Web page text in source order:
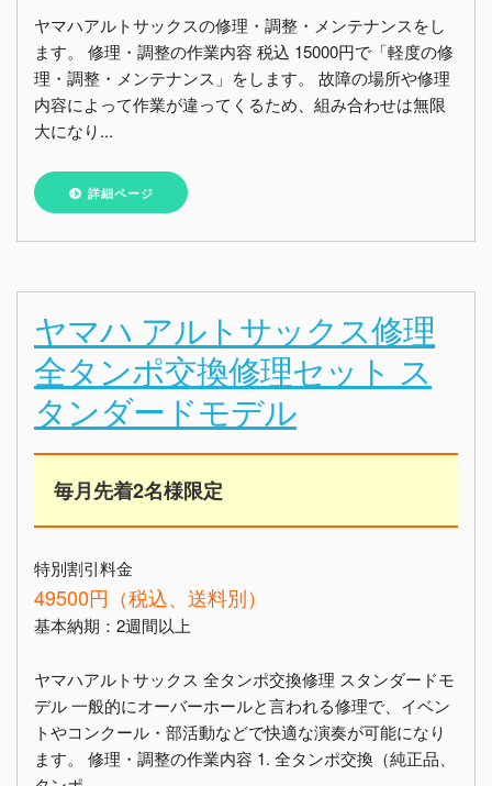
ヤマハアルトサックスの修理・調整・メンテナンスをし
ます。 修理・調整の作業内容 税込 15000円で「軽度の修
理・調整・メンテナンス」をします。 故障の場所や修理
内容によって作業が違ってくるため、組み合わせは無限
大になり...
詳細ページ
ヤマハ アルトサックス修理
全タンポ交換修理セット ス
タンダードモデル
毎月先着2名様限定
特別割引料金
49500円（税込、送料別）
基本納期：2週間以上
ヤマハアルトサックス 全タンポ交換修理 スタンダードモ
デル 一般的にオーバーホールと言われる修理で、イベン
トやコンクール・部活動などで快適な演奏が可能になり
ます。 修理・調整の作業内容 1. 全タンポ交換（純正品、